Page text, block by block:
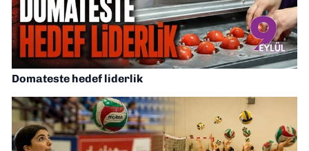
Domateste hedef liderlik